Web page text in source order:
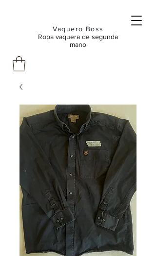
Vaquero Boss
Ropa vaquera de segunda
mano